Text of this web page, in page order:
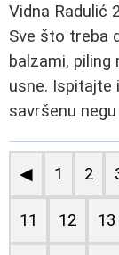
Vidna Radulić
Sve što treba
balzami,
usne. Ispitajte
savršenu
◀ 1 2
11 12 13